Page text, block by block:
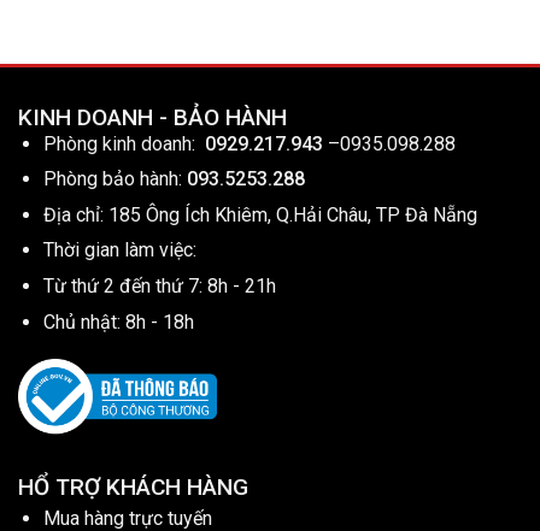
KINH DOANH - BẢO HÀNH
Phòng kinh doanh: 0929.217.943 –0935.098.288
Phòng bảo hành: 093.5253.288
Địa chỉ: 185 Ông Ích Khiêm, Q.Hải Châu, TP Đà Nẵng
Thời gian làm việc:
Từ thứ 2 đến thứ 7: 8h - 21h
Chủ nhật: 8h - 18h
HỔ TRỢ KHÁCH HÀNG
Mua hàng trực tuyến